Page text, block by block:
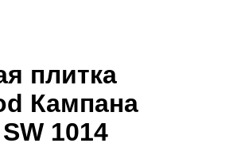
плитка
Кампана
1014